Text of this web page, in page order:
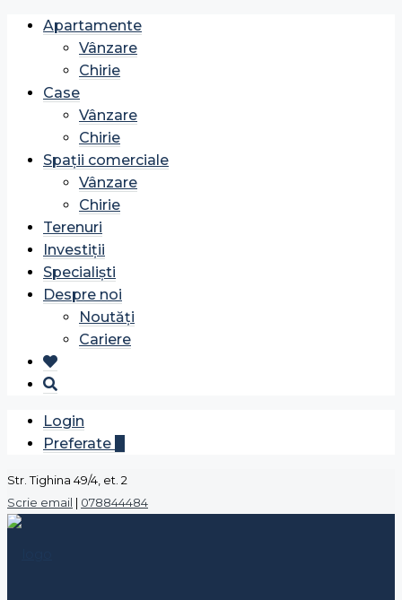
Apartamente
Vânzare
Chirie
Case
Vânzare
Chirie
Spații comerciale
Vânzare
Chirie
Terenuri
Investiții
Specialiști
Despre noi
Noutăți
Cariere
Login
Preferate
Str. Tighina 49/4, et. 2
Scrie email | 078844484